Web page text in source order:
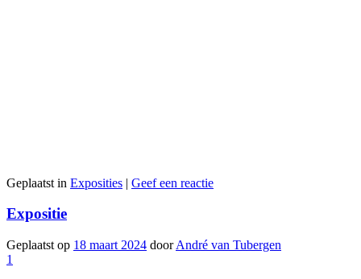
Geplaatst in Exposities | Geef een reactie
Expositie
Geplaatst op 18 maart 2024 doorAndré van Tubergen
1